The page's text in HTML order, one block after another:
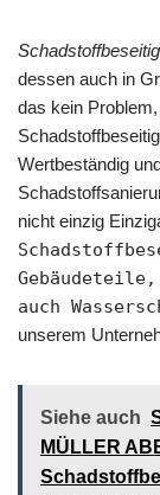
dessen auch in
das kein
Wertbeständig
nicht einzig
auch
unserem
Siehe auch
MÜLLER